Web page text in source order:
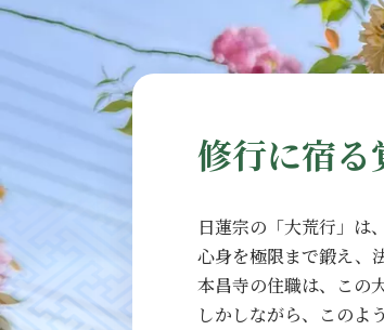
修行に宿
日蓮宗の 「大荒行」は、
心身を極限まで鍛え、
本昌寺の住職は、 この
しかしながら、
このよ